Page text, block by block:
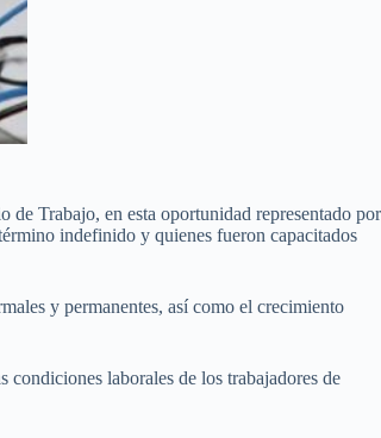
de Trabajo, en esta oportunidad representado por
indefinido y quienes fueron capacitados
y permanentes, así como el crecimiento
laborales de los trabajadores de